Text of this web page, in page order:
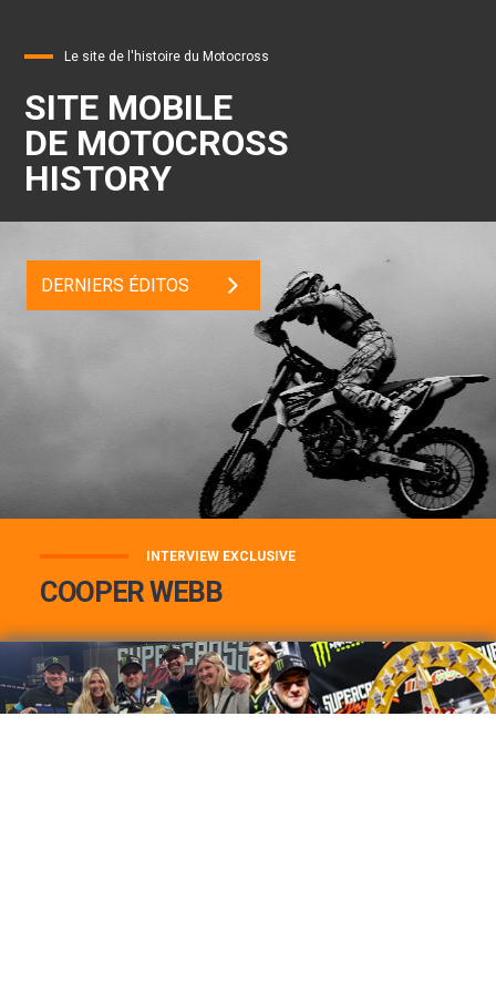
Le site de l'histoire du Motocross
SITE MOBILE
DE MOTOCROSS
HISTORY
DERNIERS ÉDITOS
INTERVIEW EXCLUSIVE
COOPER WEBB